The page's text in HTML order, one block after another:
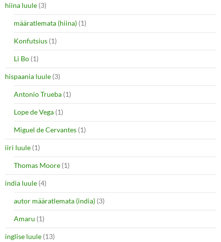
hiina luule (3)
määratlemata (hiina) (1)
Konfutsius (1)
Li Bo (1)
hispaania luule (3)
Antonio Trueba (1)
Lope de Vega (1)
Miguel de Cervantes (1)
iiri luule (1)
Thomas Moore (1)
india luule (4)
autor määratlemata (india) (3)
Amaru (1)
inglise luule (13)